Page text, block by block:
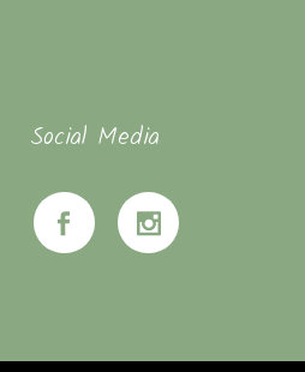
Social Media